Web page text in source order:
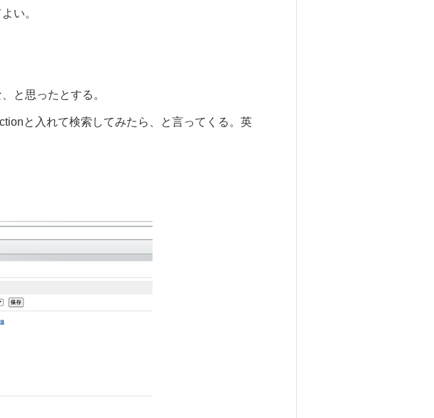
い。
と思ったとする。
と入れて検索してみたら、と言ってくる。英